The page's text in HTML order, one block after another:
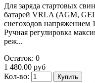
Для заряда стартовых
батарей VRLA (AGM,
снегоходов напряжением
Ручная регулировка
реж...
Остаток: 0
1 480.00 руб
Кол-во: